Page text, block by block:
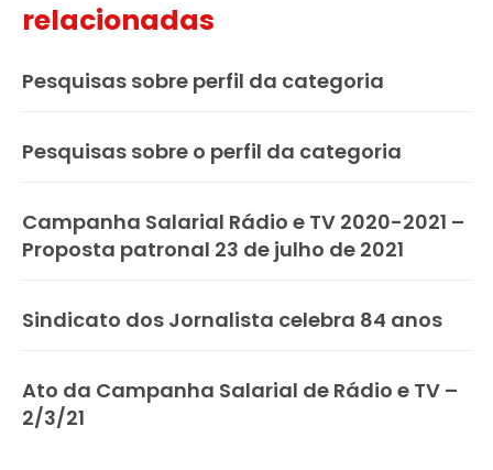
relacionadas
Pesquisas sobre perfil da categoria
Pesquisas sobre o perfil da categoria
Campanha Salarial Rádio e TV 2020-2021 –
Proposta patronal 23 de julho de 2021
Sindicato dos Jornalista celebra 84 anos
Ato da Campanha Salarial de Rádio e TV –
2/3/21